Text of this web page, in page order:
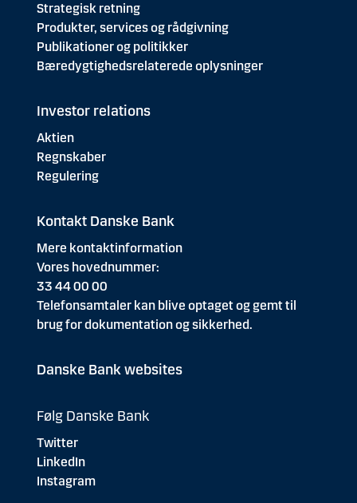
Strategisk retning
Produkter, services og rådgivning
Publikationer og politikker
Bæredygtighedsrelaterede oplysninger
Investor relations
Aktien
Regnskaber
Regulering
Kontakt Danske Bank
Mere kontaktinformation
Vores hovednummer:
33 44 00 00
Telefonsamtaler kan blive optaget og gemt til
brug for dokumentation og sikkerhed.
Danske Bank websites
Følg Danske Bank
Twitter
LinkedIn
Instagram